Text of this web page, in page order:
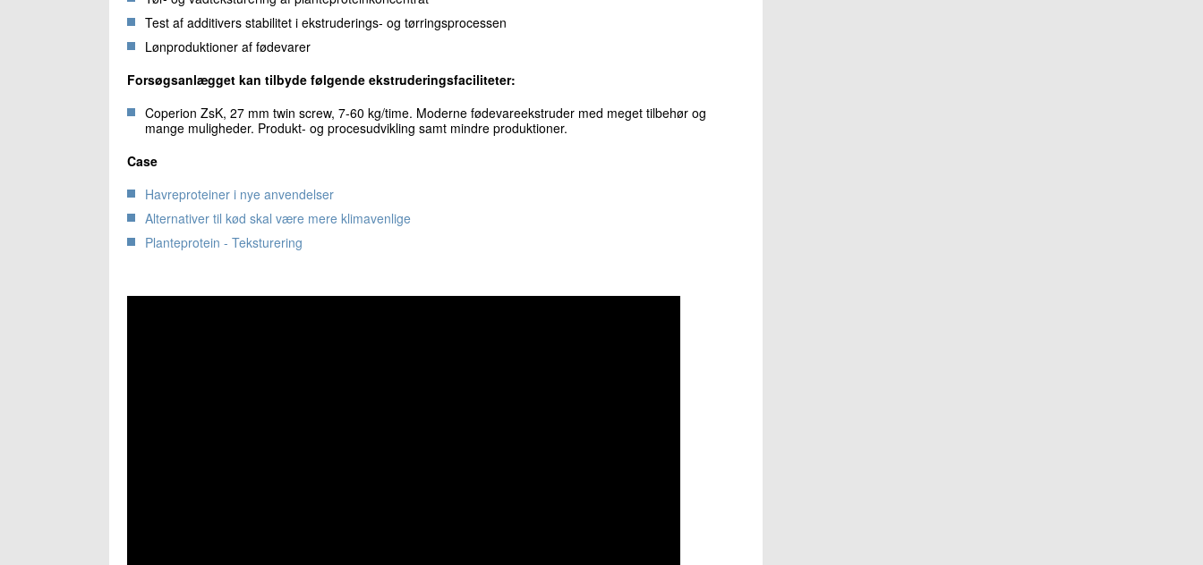
Test af additivers stabilitet i ekstruderings- og tørringsprocessen
Lønproduktioner af fødevarer
Forsøgsanlægget kan tilbyde følgende ekstruderingsfaciliteter:
Coperion ZsK, 27 mm twin screw, 7-60 kg/time. Moderne fødevareekstruder med meget tilbehør og
mange muligheder. Produkt- og procesudvikling samt mindre produktioner.
Case
Havreproteiner i nye anvendelser
Alternativer til kød skal være mere klimavenlige
Planteprotein - Teksturering